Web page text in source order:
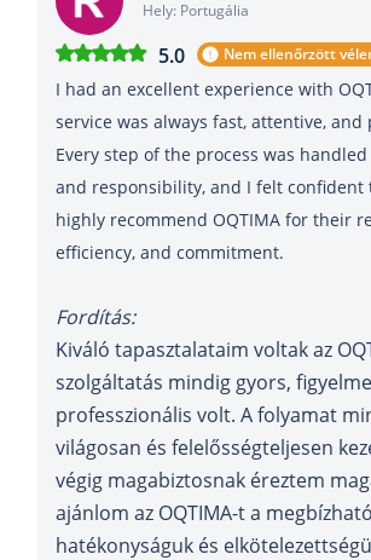
Hely: Portugália
5.0 Nem ellenőrzött
I had an excellent experience with
service was always fast, attentive, and
Every step of the process was
and responsibility, and I felt confident
highly recommend OQTIMA for their
efficiency, and commitment.
Fordítás:
Kiváló tapasztalataim voltak az
szolgáltatás mindig gyors,
professzionális volt. A folyamat
világosan és felelősségteljesen
végig magabiztosnak éreztem
ajánlom az OQTIMA-t a
hatékonyságuk és